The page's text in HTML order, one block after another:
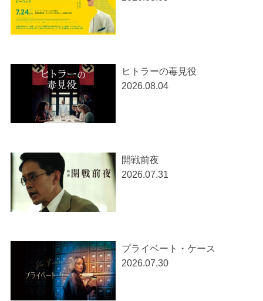
ヒトラーの毒見役
2026.08.04
開戦前夜
2026.07.31
プライベート・ケース
2026.07.30